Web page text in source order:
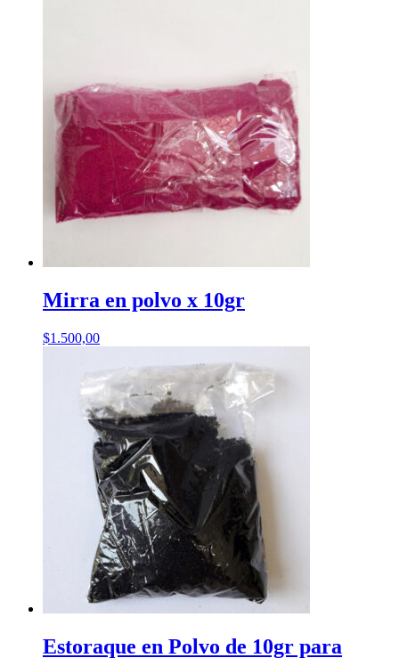
Mirra en polvo x 10gr
$1.500,00
Estoraque en Polvo de 10gr para